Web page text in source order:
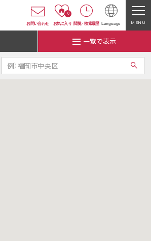
お問い合わせ
0
お気に入り 閲覧・ 検索履歴 Language MENU
一覧で表示